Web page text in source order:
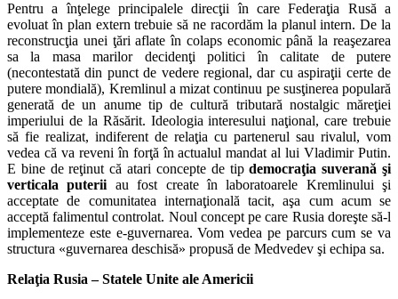
Pentru a înţelege principalele direcţii în care Federaţia Rusă a
evoluat în plan extern trebuie să ne racordăm la planul intern. De la
reconstrucţia unei ţări aflate în colaps economic până la reaşezarea
sa la masa marilor decidenţi politici în calitate de putere
(necontestată din punct de vedere regional, dar cu aspiraţii certe de
putere mondială), Kremlinul a mizat continuu pe susţinerea populară
generată de un anume tip de cultură tributară nostalgic măreţiei
imperiului de la Răsărit. Ideologia interesului naţional, care trebuie
să fie realizat, indiferent de relaţia cu partenerul sau rivalul, vom
vedea că va reveni în forţă în actualul mandat al lui Vladimir Putin.
E bine de reţinut că atari concepte de tipdemocraţia suverană şi
verticala puterii au fost create în laboratoarele Kremlinului şi
acceptate de comunitatea internaţională tacit, aşa cum acum se
acceptă falimentul controlat. Noul concept pe care Rusia doreşte să-l
implementeze este e-guvernarea. Vom vedea pe parcurs cum se va
structura «guvernarea deschisă» propusă de Medvedev şi echipa sa.
Relaţia Rusia – Statele Unite ale Americii